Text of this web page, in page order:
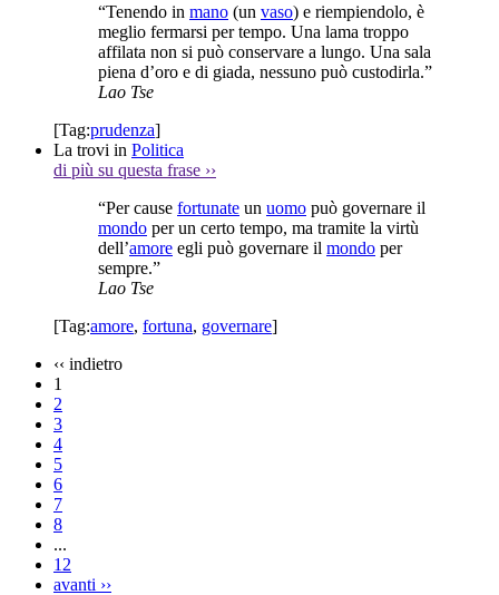
“Tenendo in mano (un vaso) e riempiendolo, è
meglio fermarsi per tempo. Una lama troppo
affilata non si può conservare a lungo. Una sala
piena d’oro e di giada, nessuno può custodirla.”
Lao Tse
[Tag:prudenza]
La trovi in Politica
di più su questa frase ››
“Per cause fortunate un uomo può governare il
mondo per un certo tempo, ma tramite la virtù
dell’amore egli può governare il mondo per
sempre.”
Lao Tse
[Tag:amore, fortuna, governare]
‹‹ indietro
1
2
3
4
5
6
7
8
...
12
avanti ››